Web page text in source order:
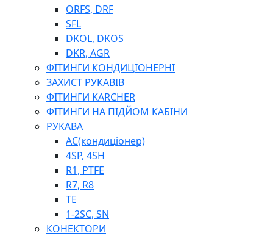
ORFS, DRF
SFL
DKOL, DKOS
DKR, AGR
ФІТИНГИ КОНДИЦІОНЕРНІ
ЗАХИСТ РУКАВІВ
ФІТИНГИ KARCHER
ФІТИНГИ НА ПІДЙОМ КАБІНИ
РУКАВА
AC(кондиціонер)
4SP, 4SH
R1, PTFE
R7, R8
TE
1-2SC, SN
КОНЕКТОРИ